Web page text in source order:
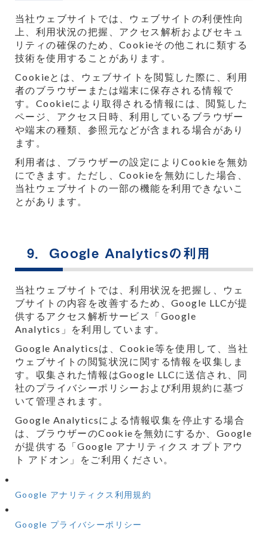
当社ウェブサイトでは、ウェブサイトの利便性向
上、利用状況の把握、アクセス解析およびセキュ
リティの確保のため、Cookieその他これに類する
技術を使用することがあります。
Cookieとは、ウェブサイトを閲覧した際に、利用
者のブラウザーまたは端末に保存される情報で
す。Cookieにより取得される情報には、閲覧した
ページ、アクセス日時、利用しているブラウザー
や端末の種類、参照元などが含まれる場合があり
ます。
利用者は、ブラウザーの設定によりCookieを無効
にできます。ただし、Cookieを無効にした場合、
当社ウェブサイトの一部の機能を利用できないこ
とがあります。
9．Google Analyticsの利用
当社ウェブサイトでは、利用状況を把握し、ウェ
ブサイトの内容を改善するため、Google LLCが提
供するアクセス解析サービス「Google
Analytics」を利用しています。
Google Analyticsは、Cookie等を使用して、当社
ウェブサイトの閲覧状況に関する情報を収集しま
す。収集された情報はGoogle LLCに送信され、同
社のプライバシーポリシーおよび利用規約に基づ
いて管理されます。
Google Analyticsによる情報収集を停止する場合
は、ブラウザーのCookieを無効にするか、Google
が提供する「Google アナリティクス オプトアウ
ト アドオン」をご利用ください。
Google アナリティクス利用規約
Google プライバシーポリシー